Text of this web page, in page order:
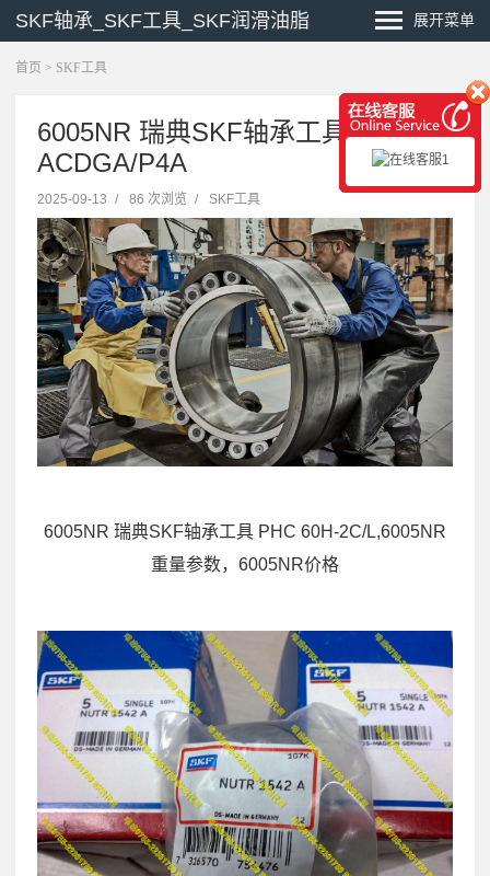
SKF轴承_SKF工具_SKF润滑油脂 展开菜单
首页 > SKF工具
6005NR 瑞典SKF轴承工具 7030
ACDGA/P4A
2025-09-13 / 86 次浏览 / SKF工具
6005NR 瑞典SKF轴承工具 PHC 60H-2C/L,6005NR
重量参数，6005NR价格